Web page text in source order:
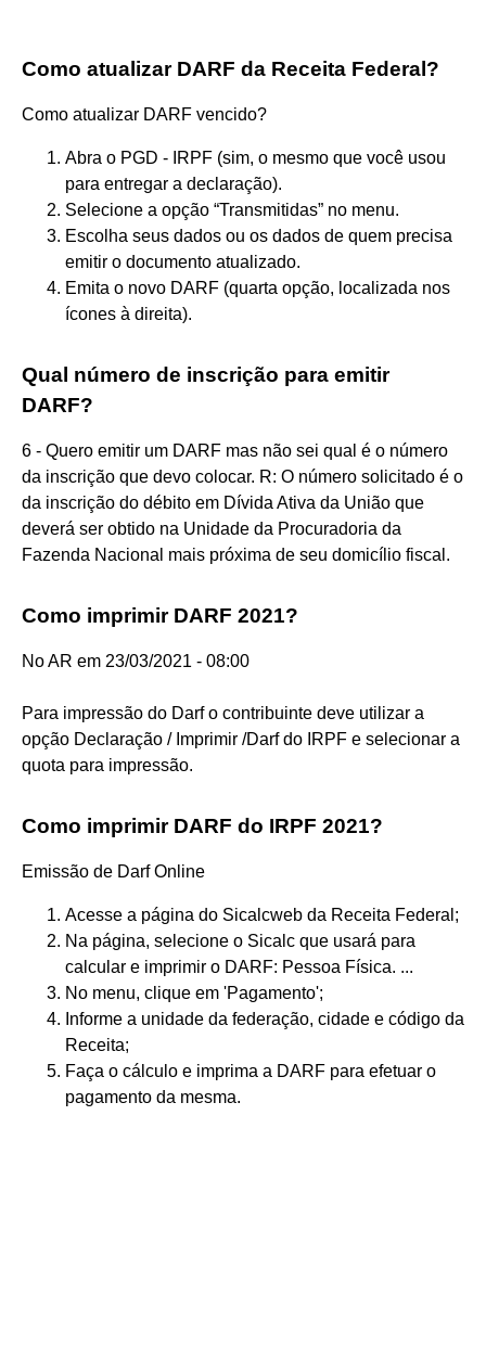
Como atualizar DARF da Receita Federal?
Como atualizar DARF vencido?
Abra o PGD - IRPF (sim, o mesmo que você usou
para entregar a declaração).
Selecione a opção “Transmitidas” no menu.
Escolha seus dados ou os dados de quem precisa
emitir o documento atualizado.
Emita o novo DARF (quarta opção, localizada nos
ícones à direita).
Qual número de inscrição para emitir
DARF?
6 - Quero emitir um DARF mas não sei qual é o número
da inscrição que devo colocar. R: O número solicitado é o
da inscrição do débito em Dívida Ativa da União que
deverá ser obtido na Unidade da Procuradoria da
Fazenda Nacional mais próxima de seu domicílio fiscal.
Como imprimir DARF 2021?
No AR em 23/03/2021 - 08:00
Para impressão do Darf o contribuinte deve utilizar a
opção Declaração / Imprimir /Darf do IRPF e selecionar a
quota para impressão.
Como imprimir DARF do IRPF 2021?
Emissão de Darf Online
Acesse a página do Sicalcweb da Receita Federal;
Na página, selecione o Sicalc que usará para
calcular e imprimir o DARF: Pessoa Física. ...
No menu, clique em 'Pagamento';
Informe a unidade da federação, cidade e código da
Receita;
Faça o cálculo e imprima a DARF para efetuar o
pagamento da mesma.